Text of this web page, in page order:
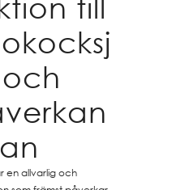
till
en allvarlig och